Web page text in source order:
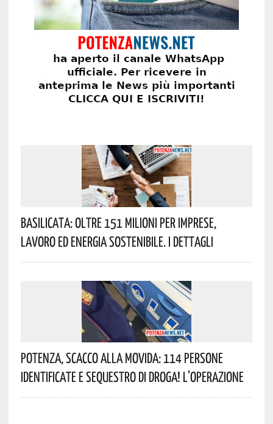
Basilicata: Oltre 151 Milioni Per Imprese,
Lavoro Ed Energia Sostenibile. I Dettagli
Potenza, Scacco Alla Movida: 114 Persone
Identificate E Sequestro Di Droga! L’operazione